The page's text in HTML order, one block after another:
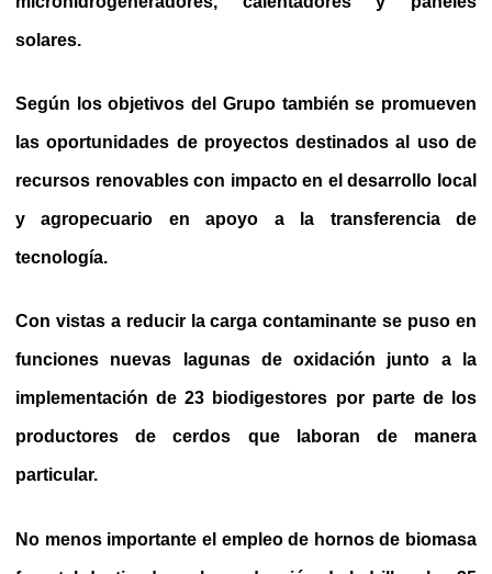
solares.
Según los objetivos del Grupo también se promueven
las oportunidades de proyectos destinados al uso de
recursos renovables con impacto en el desarrollo local
y agropecuario en apoyo a la transferencia de
tecnología.
Con vistas a reducir la carga contaminante se puso en
funciones nuevas lagunas de oxidación junto a la
implementación de 23 biodigestores por parte de los
productores de cerdos que laboran de manera
particular.
No menos importante el empleo de hornos de biomasa